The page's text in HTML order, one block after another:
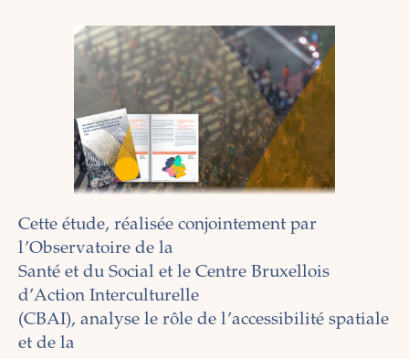
Cette étude, réalisée conjointement par
l’Observatoire de la
Santé et du Social et le Centre Bruxellois
d’Action Interculturelle
(CBAI), analyse le rôle de l’accessibilité spatiale
et de la